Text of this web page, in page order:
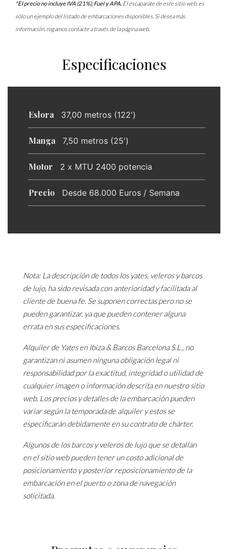
*El precio no incluye IVA (21%), Fuel y APA. El escaparate de este sitio web, es
sólo un ejemplo del listado de embarcaciones disponibles. Si desea más
información, rogamos contacte a través de la página web.
Especificaciones
Eslora 37,00 metros (122')
Manga 7,50 metros (25')
Motor 2 x MTU 2400 potencia
Precio Desde 68.000 Euros / Semana
Nota: La descripción de todos los yates, veleros y barcos
de lujo, ha sido revisada con anterioridad y facilitada al
cliente de buena fe. Se suponen correctas pero no se
pueden garantizar, ya que pueden contener alguna
errata en sus especificaciones.
Alquiler de Yates en Ibiza & Barcos Barcelona S.L., no
garantizan ni asumen ninguna obligación legal ni
responsabilidad por la exactitud, integridad o utilidad de
cualquier imagen o información descrita en nuestro sitio
web. Los precios y detalles de la embarcación pueden
variar según la temporada de alquiler y estos se
especificarán debidamente en su contrato de chárter.
Algunos de los barcos y veleros de lujo que se detallan
en el sitio web pueden tener un costo adicional de
posicionamiento y posterior reposicionamiento de la
embarcación en el puerto o zona de navegación
solicitada.